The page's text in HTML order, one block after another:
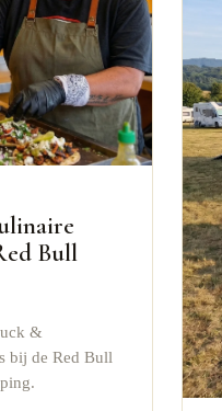
Bull
&
bij de Red Bull